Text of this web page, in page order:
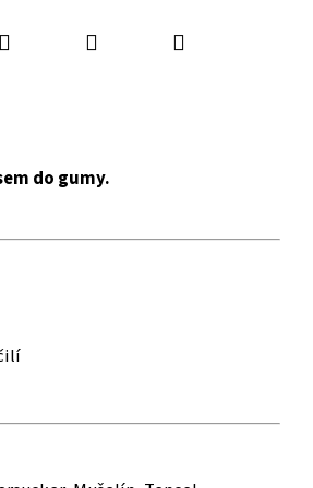
DNES ŠIJU
Hledat PřihlášeníNákupní
do gumy.